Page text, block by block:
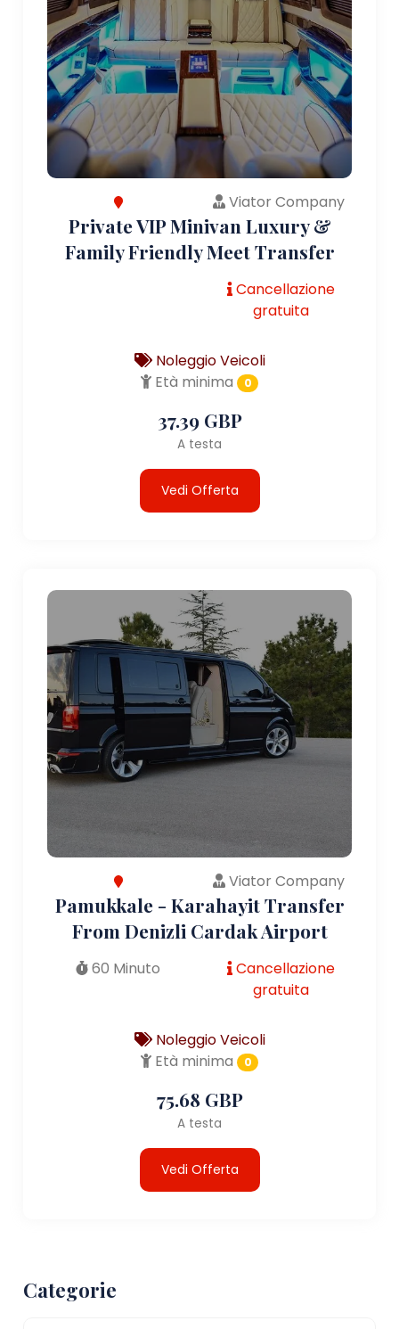
Viator Company
Private VIP Minivan Luxury &
Family Friendly Meet Transfer
Cancellazione
gratuita
Noleggio Veicoli
Età minima
0
37.39 GBP
A testa
Vedi Offerta
Viator Company
Pamukkale - Karahayit Transfer
From Denizli Cardak Airport
60 Minuto
Cancellazione
gratuita
Noleggio Veicoli
Età minima
0
75.68 GBP
A testa
Vedi Offerta
Categorie